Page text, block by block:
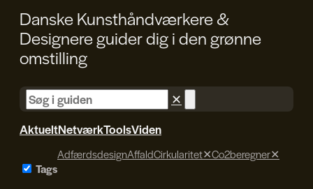
Danske Kunsthåndværkere &
Designere guider dig i dengrønne
omstilling
✕
AktueltNetværkToolsViden
Tags
AdfærdsdesignAffaldCirkularitet✕Co2beregner✕